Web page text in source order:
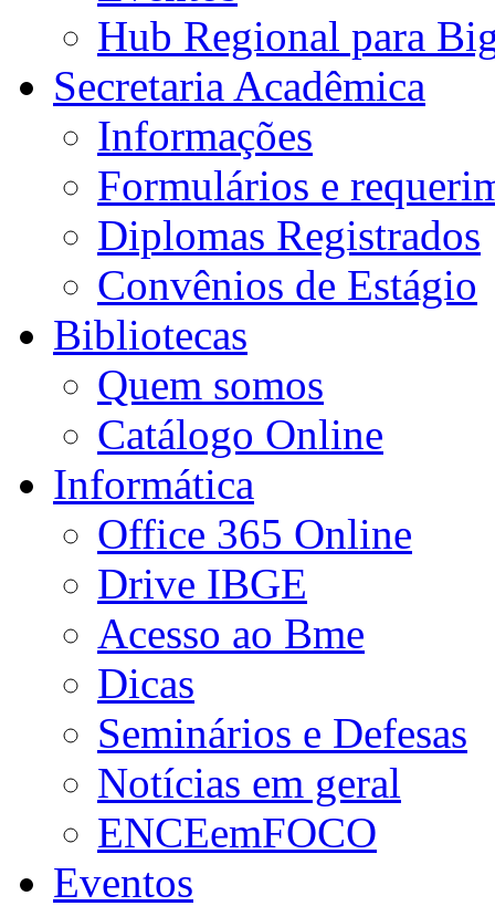
Hub Regional para
Secretaria Acadêmica
Informações
Formulários e
Diplomas Registrados
Convênios de Estágio
Bibliotecas
Quem somos
Catálogo Online
Informática
Office 365 Online
Drive IBGE
Acesso ao Bme
Dicas
Seminários e Defesas
Notícias em geral
ENCEemFOCO
Eventos